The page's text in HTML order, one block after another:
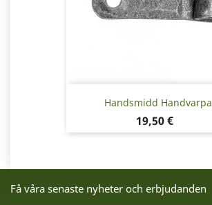
Handsmidd Handvarpa
Pris
19,50 €
Få våra senaste nyheter och erbjudanden